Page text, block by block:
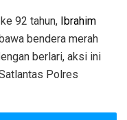
ke 92 tahun, Ibrahim
bendera merah
berlari, aksi ini
Polres